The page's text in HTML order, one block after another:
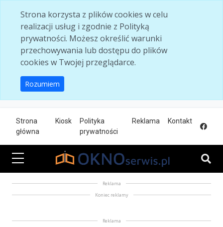
Strona korzysta z plików cookies w celu
realizacji usług i zgodnie z Polityką
prywatności. Możesz określić warunki
przechowywania lub dostępu do plików
cookies w Twojej przeglądarce.
Rozumiem
Strona
główna
Kiosk
Polityka
prywatności
Reklama Kontakt
Reklama
Koniec reklamy
Reklama